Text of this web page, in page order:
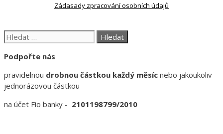
Zádasady zpracování osobních údajů
Hledat:
Podpořte nás
pravidelnou drobnou částkou každý měsíc nebo jakoukoliv
jednorázovou částkou
na účet Fio banky - 2101198799/2010